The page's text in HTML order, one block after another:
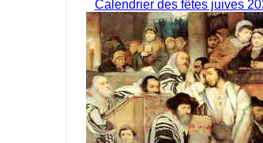
Calendrier des fêtes juives